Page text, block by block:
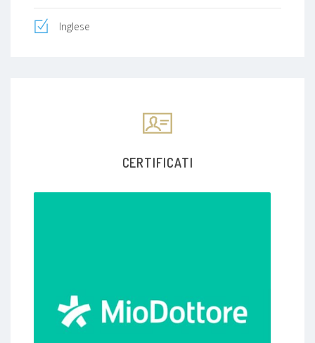
Inglese
CERTIFICATI